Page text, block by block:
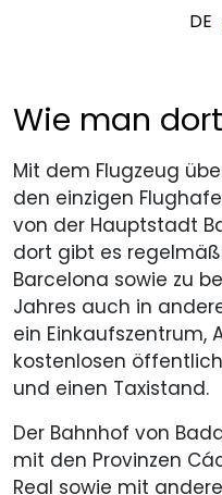
DE
Wie man dort
Mit dem Flugzeug
den einzigen
von der Hauptstadt
dort gibt es
Barcelona sowie zu
Jahres auch in
ein Einkaufszentrum,
kostenlosen
und einen Taxistand.
Der Bahnhof von
mit den Provinzen
Real sowie mit